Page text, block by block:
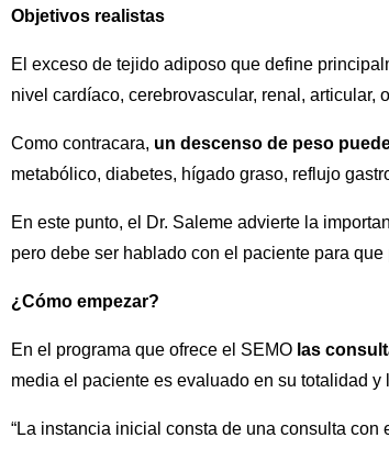
Objetivos realistas
El exceso de tejido adiposo que define
nivel cardíaco, cerebrovascular, renal, articular,
Como contracara, un descenso de peso
metabólico, diabetes, hígado graso, reflujo
En este punto, el Dr. Saleme advierte la
pero debe ser hablado con el paciente para
¿Cómo empezar?
En el programa que ofrece el SEMO las
media el paciente es evaluado en su totalidad
“La instancia inicial consta de una consulta